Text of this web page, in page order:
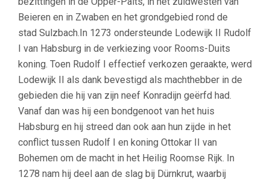
Beieren en in Zwaben en het grondgebied rond de
stad Sulzbach.In 1273 ondersteunde Lodewijk II Rudolf
I van Habsburg in de verkiezing voor Rooms-Duits
koning. Toen Rudolf I effectief verkozen geraakte, werd
Lodewijk II als dank bevestigd als machthebber in de
gebieden die hij van zijn neef Konradijn geërfd had.
Vanaf dan was hij een bondgenoot van het huis
Habsburg en hij streed dan ook aan hun zijde in het
conflict tussen Rudolf I en koning Ottokar II van
Bohemen om de macht in het Heilig Roomse Rijk. In
1278 nam hij deel aan de slag bij Dürnkrut, waarbij